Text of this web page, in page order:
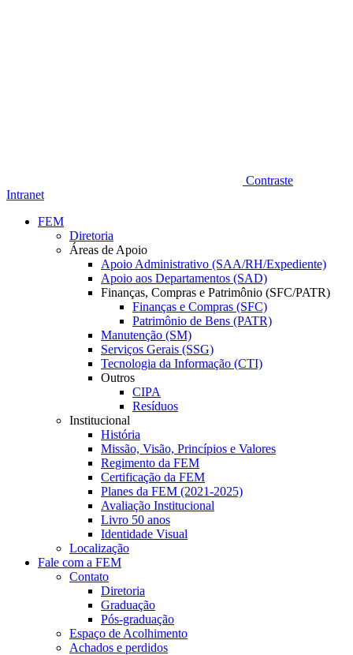
Contraste
Intranet
FEM
Diretoria
Áreas de Apoio
Apoio Administrativo (SAA/RH/Expediente)
Apoio aos Departamentos (SAD)
Finanças, Compras e Patrimônio (SFC/PATR)
Finanças e Compras (SFC)
Patrimônio de Bens (PATR)
Manutenção (SM)
Serviços Gerais (SSG)
Tecnologia da Informação (CTI)
Outros
CIPA
Resíduos
Institucional
História
Missão, Visão, Princípios e Valores
Regimento da FEM
Certificação da FEM
Planes da FEM (2021-2025)
Avaliação Institucional
Livro 50 anos
Identidade Visual
Localização
Fale com a FEM
Contato
Diretoria
Graduação
Pós-graduação
Espaço de Acolhimento
Achados e perdidos